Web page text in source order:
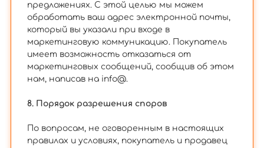
предложениях. С этой целью мы можем
обработать ваш адрес электронной почты,
который вы указали при входе в
маркетинговую коммуникацию. Покупатель
имеет возможность отказаться от
маркетинговых сообщений, сообщив об этом
нам, написав на info@.
8. Порядок разрешения споров
По вопросам, не оговоренным в настоящих
правилах и условиях, покупатель и продавец